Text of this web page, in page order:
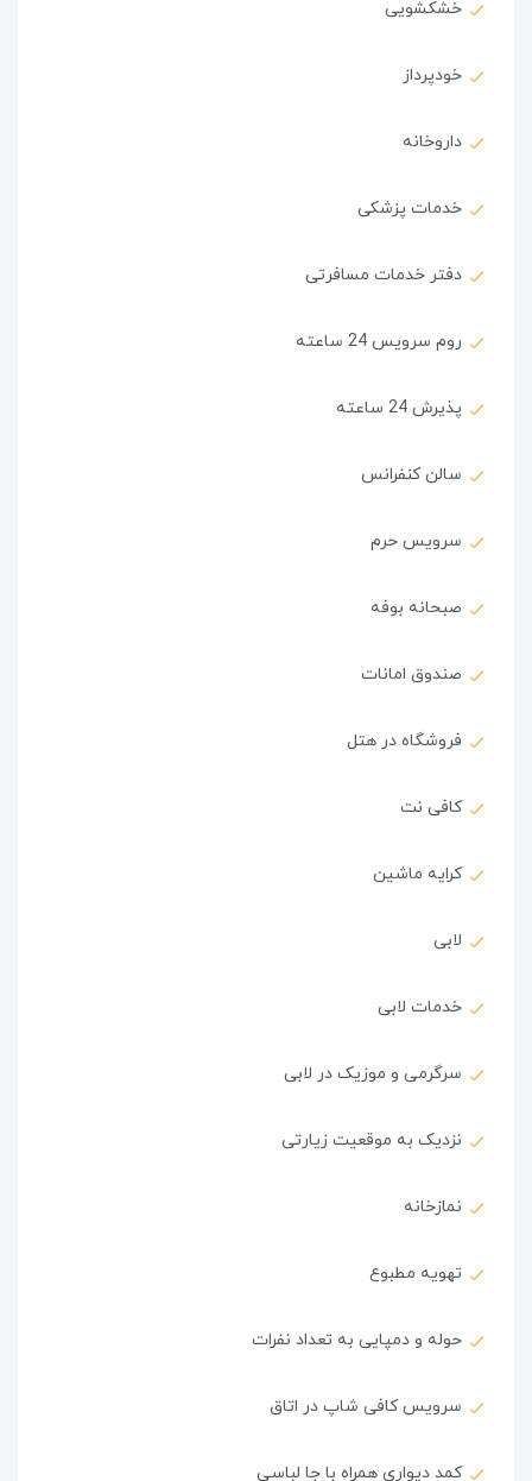
خشکشویی
خودپرداز
داروخانه
خدمات پزشکی
دفتر خدمات مسافرتی
روم سرویس 24 ساعته
پذیرش 24 ساعته
سالن کنفرانس
سرویس حرم
صبحانه بوفه
صندوق امانات
فروشگاه در هتل
کافی نت
کرایه ماشین
لابی
خدمات لابی
سرگرمی و موزیک در لابی
نزدیک به موقعیت زیارتی
نمازخانه
تهویه مطبوع
حوله و دمپایی به تعداد نفرات
سرویس کافی شاپ در اتاق
کمد دیواری همراه با جا لباسی